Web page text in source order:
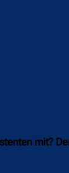
mit?